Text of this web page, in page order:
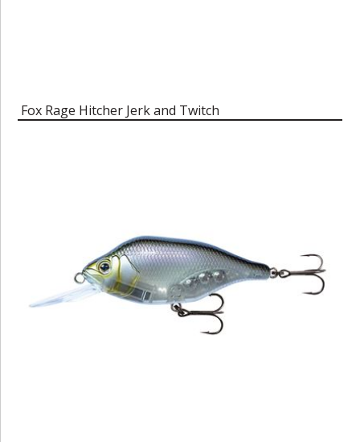
Fox Rage Hitcher Jerk and Twitch